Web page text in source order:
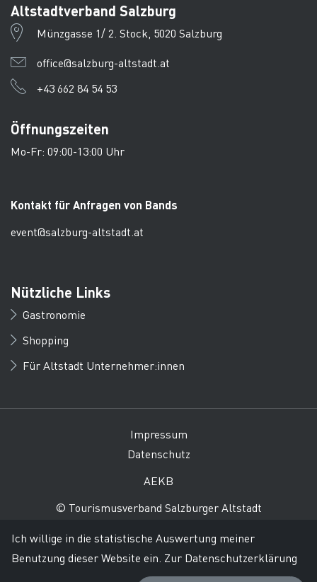
Altstadtverband Salzburg
Münzgasse 1/ 2. Stock, 5020 Salzburg
office@salzburg-altstadt.at
+43 662 84 54 53
Öffnungszeiten
Mo-Fr: 09:00-13:00 Uhr
Kontakt für Anfragen von Bands
event@salzburg-altstadt.at
Nützliche Links
Gastronomie
Shopping
Für Altstadt Unternehmer:innen
Impressum
Datenschutz
AEKB
© Tourismusverband Salzburger Altstadt
Ich willige in die statistische Auswertung meiner
Benutzung dieser Website ein. Zur Datenschutzerklärung